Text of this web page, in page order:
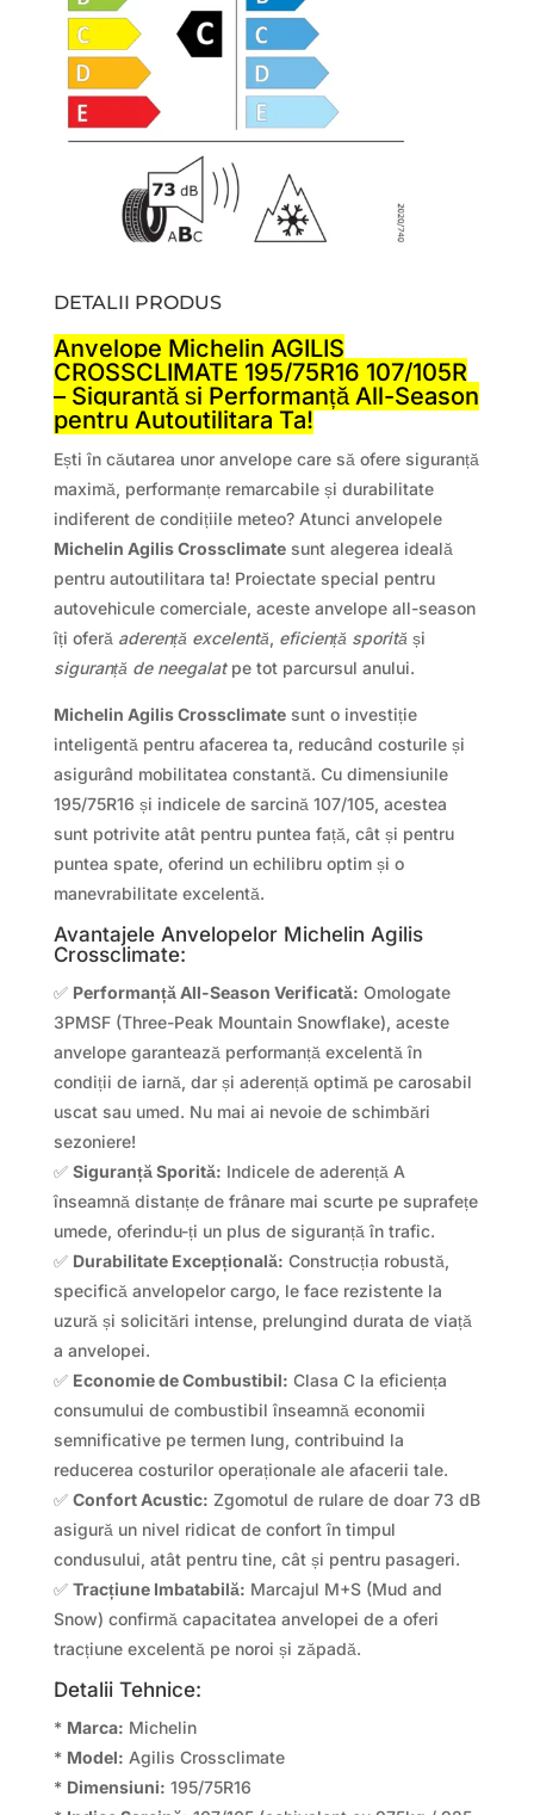
DETALII PRODUS
Anvelope Michelin AGILIS
CROSSCLIMATE 195/75R16 107/105R
– Siguranță și Performanță All-Season
pentru Autoutilitara Ta!
Ești în căutarea unor anvelope care să ofere siguranță
maximă, performanțe remarcabile și durabilitate
indiferent de condițiile meteo? Atunci anvelopele
Michelin Agilis Crossclimatesunt alegerea ideală
pentru autoutilitara ta! Proiectate special pentru
autovehicule comerciale, aceste anvelope all-season
îți oferă aderență excelentă, eficiență sporită și
siguranță de neegalatpe tot parcursul anului.
Michelin Agilis Crossclimatesunt o investiție
inteligentă pentru afacerea ta, reducând costurile și
asigurând mobilitatea constantă. Cu dimensiunile
195/75R16 și indicele de sarcină 107/105, acestea
sunt potrivite atât pentru puntea față, cât și pentru
puntea spate, oferind un echilibru optim și o
manevrabilitate excelentă.
Avantajele Anvelopelor Michelin Agilis
Crossclimate:
✅ Performanță All-Season Verificată: Omologate
3PMSF (Three-Peak Mountain Snowflake), aceste
anvelope garantează performanță excelentă în
condiții de iarnă, dar și aderență optimă pe carosabil
uscat sau umed. Nu mai ai nevoie de schimbări
sezoniere!
✅ Siguranță Sporită: Indicele de aderență A
înseamnă distanțe de frânare mai scurte pe suprafețe
umede, oferindu-ți un plus de siguranță în trafic.
✅ Durabilitate Excepțională: Construcția robustă,
specifică anvelopelor cargo, le face rezistente la
uzură și solicitări intense, prelungind durata de viață
a anvelopei.
✅ Economie de Combustibil: Clasa C la eficiența
consumului de combustibil înseamnă economii
semnificative pe termen lung, contribuind la
reducerea costurilor operaționale ale afacerii tale.
✅ Confort Acustic: Zgomotul de rulare de doar 73 dB
asigură un nivel ridicat de confort în timpul
condusului, atât pentru tine, cât și pentru pasageri.
✅ Tracțiune Imbatabilă: Marcajul M+S (Mud and
Snow) confirmă capacitatea anvelopei de a oferi
tracțiune excelentă pe noroi și zăpadă.
Detalii Tehnice:
* Marca: Michelin
* Model: Agilis Crossclimate
* Dimensiuni: 195/75R16